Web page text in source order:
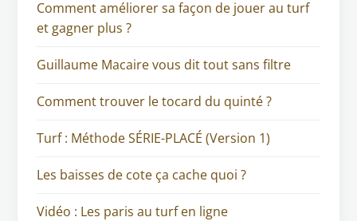
Comment améliorer sa façon de jouer au turf
et gagner plus ?
Guillaume Macaire vous dit tout sans filtre
Comment trouver le tocard du quinté ?
Turf : Méthode SÉRIE-PLACÉ (Version 1)
Les baisses de cote ça cache quoi ?
Vidéo : Les paris au turf en ligne